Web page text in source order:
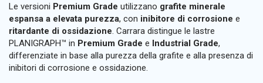
Le versioni Premium Grade utilizzano grafite minerale
espansa a elevata purezza, con inibitore di corrosione e
ritardante di ossidazione. Carrara distingue le lastre
PLANIGRAPH™ in Premium Grade e Industrial Grade,
differenziate in base alla purezza della grafite e alla presenza di
inibitori di corrosione e ossidazione.